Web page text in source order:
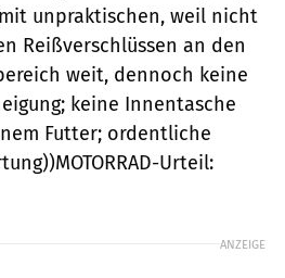
unpraktischen, weil nicht
Reißverschlüssen an den
weit, dennoch keine
keine Innentasche
Futter; ordentliche
Urteil:
ANZEIGE